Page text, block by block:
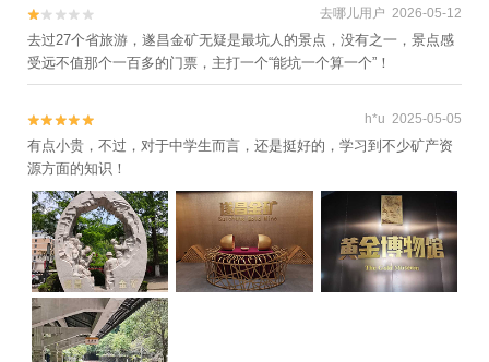
+古堰画乡展览馆+倪翁洞+中国竹炭博物馆
+封金山景区+乌溪江漂流+云和梯田景区+千
佛山景区+白云岩+云和木玩乐园+遂昌金矿
国家矿山公园+仙都竹筏漂流+云和湖仙宫景
区+中国青田石雕文化旅游区+仙都黄龙山景
区+河阳古民居+浙江民俗乐园+鞍山书院+丽
水南明湖古城水上乐园+丽水古街+丽水中共
浙江省委机关旧址+小赤壁+朱潭山+赵侯祠
+云和梯田漂流+畲乡之窗漂流+丽水小港漂
流+中国青瓷小镇·披云青瓷文化园+大龙门景
区+遂昌黄金谷漂流+大木山茶园景区+神龙
谷漂流+新处峡绿谷漂流景区+丽水市体育场
+丽水日化美容养生会所+遂昌北斗崖景区
+瓯江源景区+奇想探索乐园+千峡湖生态旅

 去哪儿用户 2026-05-12
去过27个省旅游，遂昌金矿无疑是最坑人的景点，没有之一，景点感
受远不值那个一百多的门票，主打一个“能坑一个算一个”！

 h*u 2025-05-05
有点小贵，不过，对于中学生而言，还是挺好的，学习到不少矿产资
源方面的知识！